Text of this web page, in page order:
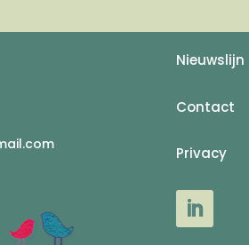
Nieuwslijn
Contact
Privacy